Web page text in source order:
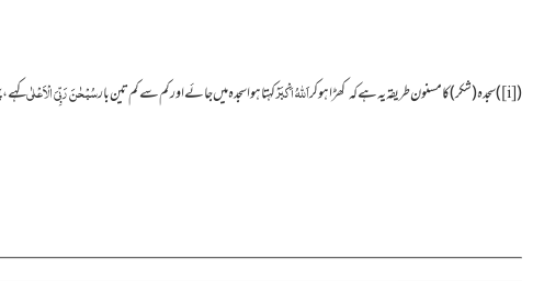
(
[i])سجدہ (شکر) کا مسنون طریقہ یہ ہے کہکھڑا ہو کراَللہُ اَکْبَرْکہتا ہوا سجدہ میں جائے اور کم سے کم تین بارسُبْحٰنَ رَبِّیَ الْاَعْلٰیکہے،